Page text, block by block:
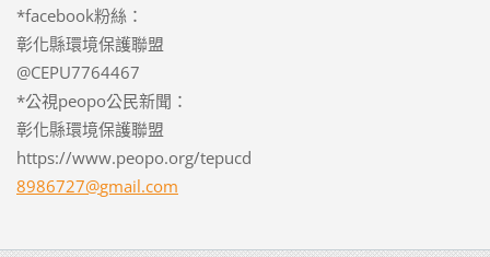
*facebook粉絲：
彰化縣環境保護聯盟
@CEPU7764467
*公視peopo公民新聞：
彰化縣環境保護聯盟
https://www.peopo.org/tepucd
8986727@gmail.com